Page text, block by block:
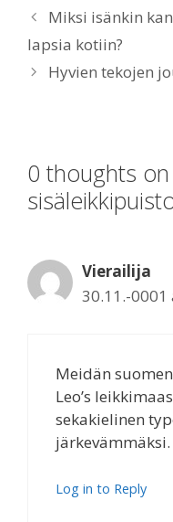
Miksi isänkin
lapsia kotiin?
Hyvien tekojen
0 thoughts on
Vierailija
30.11.-0001
Meidän
Leo’s
sekakielinen
järkevämmäksi.
Log in to Reply